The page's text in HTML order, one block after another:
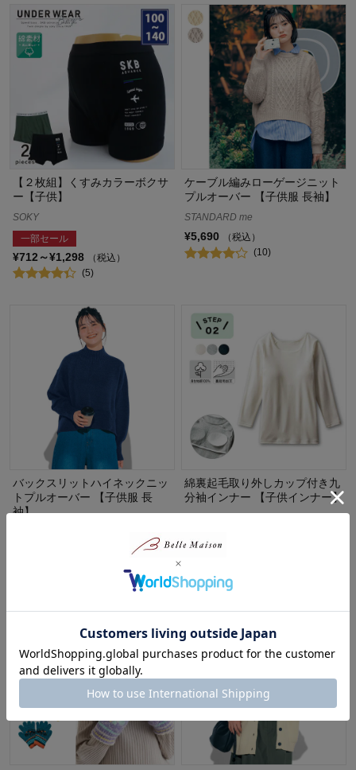
【２枚組】くすみカラーボクサ
ー【子供】
SOKY
一部セール
¥712～¥1,298
（税込）
(5)
ケーブル編みローゲージニット
プルオーバー 【子供服 長袖】
STANDARD me
¥5,690
（税込）
(10)
バックスリットハイネックニッ
トプルオーバー 【子供服 長
袖】
綿裏起毛取り外しカップ付き九
分袖インナー 【子供インナー】
¥2,790